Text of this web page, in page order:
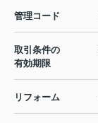
管理コード
取引条件の
有効期限
リフォーム